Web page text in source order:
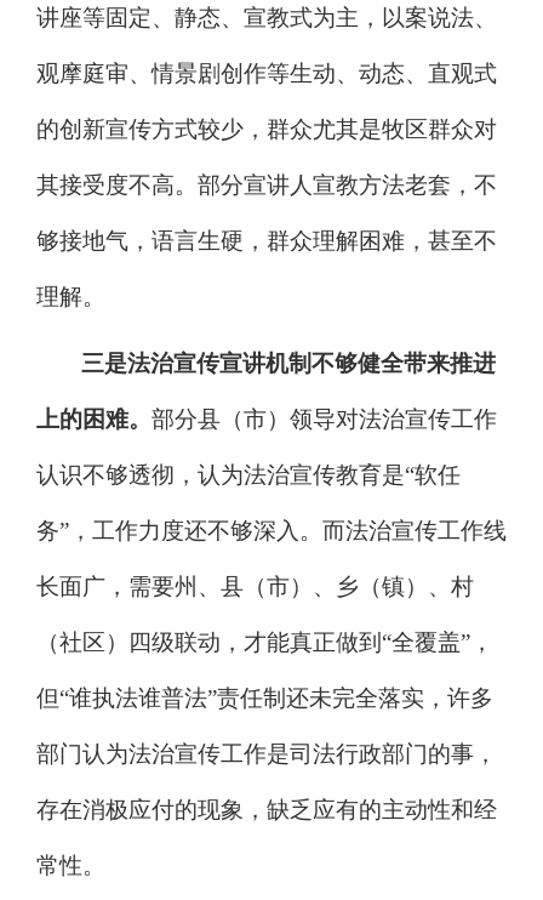
讲座等固定、静态、宣教式为主，以案说法、
观摩庭审、情景剧创作等生动、动态、直观式
的创新宣传方式较少，群众尤其是牧区群众对
其接受度不高。部分宣讲人宣教方法老套，不
够接地气，语言生硬，群众理解困难，甚至不
理解。
三是法治宣传宣讲机制不够健全带来推进
上的困难。 部分县（市）领导对法治宣传工作
认识不够透彻，认为法治宣传教育是“软任
务” ，工作力度还不够深入。而法治宣传工作线
长面广，需要州、县（市）、乡（镇）、村
（社区）四级联动，才能真正做到 “全覆盖” ，
但“谁执法谁普法”责任制还未完全落实，许多
部门认为法治宣传工作是司法行政部门的事，
存在消极应付的现象，缺乏应有的主动性和经
常性。